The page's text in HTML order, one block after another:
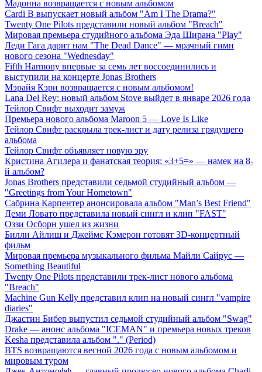
Мадонна возвращается с новым альбомом
Cardi B выпускает новый альбом "Am I The Drama?"
Twenty One Pilots представили новый альбом "Breach"
Мировая премьера студийного альбома Эда Ширана "Play"
Леди Гага дарит нам "The Dead Dance" — мрачный гимн
нового сезона "Wednesday"
Fifth Harmony впервые за семь лет воссоединились и
выступили на концерте Jonas Brothers
Мэрайя Кэри возвращается с новым альбомом!
Lana Del Rey: новый альбом Stove выйдет в январе 2026 года
Тейлор Свифт выходит замуж
Премьера нового альбома Maroon 5 — Love Is Like
Тейлор Свифт раскрыла трек-лист и дату релиза грядущего
альбома
Тейлор Свифт объявляет новую эру
Кристина Агилера и фанатская теория: «3+5=» — намек на 8-
й альбом?
Jonas Brothers представили седьмой студийный альбом —
"Greetings from Your Hometown"
Сабрина Карпентер анонсировала альбом "Man’s Best Friend"
Деми Ловато представила новый сингл и клип "FAST"
Оззи Осборн ушел из жизни
Билли Айлиш и Джеймс Кэмерон готовят 3D-концертный
фильм
Мировая премьера музыкального фильма Майли Сайрус —
Something Beautiful
Twenty One Pilots представили трек-лист нового альбома
"Breach"
Machine Gun Kelly представил клип на новый сингл "vampire
diaries"
Джастин Бибер выпустил седьмой студийный альбом "Swag"
Drake — анонс альбома "ICEMAN" и премьера новых треков
Kesha представила альбом "." (Period)
BTS возвращаются весной 2026 года с новым альбомом и
мировым туром